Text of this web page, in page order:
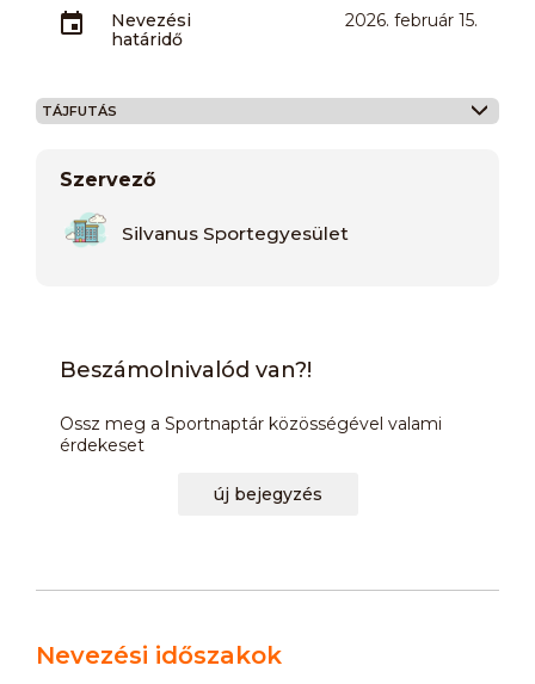
Nevezési
határidő
2026. február 15.
TÁJFUTÁS
Szervező
Silvanus Sportegyesület
Beszámolnivalód van?!
Ossz meg a Sportnaptár közösségével valami
érdekeset
új bejegyzés
Nevezési időszakok